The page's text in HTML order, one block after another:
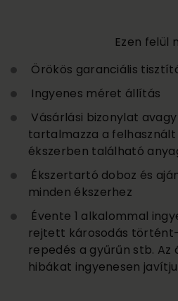
Ezen felül
Örökös garanciális
Ingyenes méret állítás
Vásárlási bizonylat
tartalmazza a
ékszerben található
Ékszertartó doboz és
minden ékszerhez
Évente 1 alkalommal
rejtett károsodás
repedés a gyűrűn stb.
hibákat ingyenesen